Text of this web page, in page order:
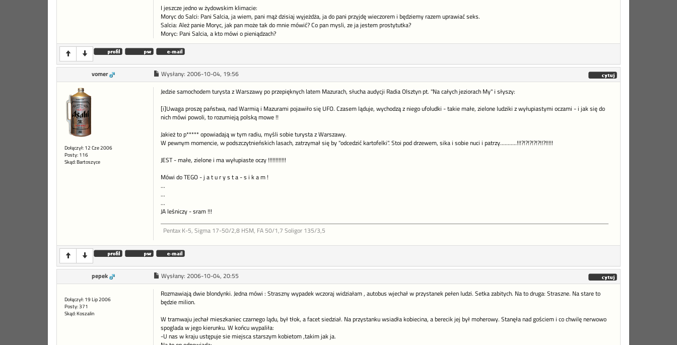
I jeszcze jedno w żydowskim klimacie:
Moryc do Salci: Pani Salcia, ja wiem, pani mąż dzisiaj wyjeżdża, ja do pani przyjdę wieczorem i będziemy razem uprawiać seks.
Salcia: Ależ panie Moryc, jak pan może tak do mnie mówić? Co pan mysli, ze ja jestem prostytutka?
Moryc: Pani Salcia, a kto mówi o pieniądzach?
vomer Wysłany: 2006-10-04, 19:56
Dołączył: 12 Cze 2006
Posty: 116
Skąd: Bartoszyce
Jedzie samochodem turysta z Warszawy po przepięknych latem Mazurach, słucha audycji Radia Olsztyn pt. "Na całych jeziorach My" i słyszy:
[i]Uwaga proszę państwa, nad Warmią i Mazurami pojawiło się UFO. Czasem ląduje, wychodzą z niego ufoludki - takie małe, zielone ludziki z wyłupiastymi oczami - i jak się do
nich mówi powoli, to rozumieją polską mowe !!
Jakież to p***** opowiadają w tym radiu, myśli sobie turysta z Warszawy.
W pewnym momencie, w podszczytnieńskich lasach, zatrzymał się by "odcedzić kartofelki". Stoi pod drzewem, sika i sobie nuci i patrzy...........!!!?!?!?!?!?!!?!!!!!
JEST - małe, zielone i ma wyłupiaste oczy !!!!!!!!!!!!
Mówi do TEGO - j a t u r y s t a - s i k a m !
...
...
...
JA leśniczy - sram !!!
Pentax K-5, Sigma 17-50/2,8 HSM, FA 50/1,7 Soligor 135/3,5
pepek Wysłany: 2006-10-04, 20:55
Dołączył: 19 Lip 2006
Posty: 371
Skąd: Koszalin
Rozmawiają dwie blondynki. Jedna mówi : Straszny wypadek wczoraj widziałam , autobus wjechał w przystanek pełen ludzi. Setka zabitych. Na to druga: Straszne. Na stare to
będzie milion.
W tramwaju jechał mieszkaniec czarnego lądu, był tłok, a facet siedział. Na przystanku wsiadła kobiecina, a berecik jej był moherowy. Stanęła nad gościem i co chwilę nerwowo
spoglada w jego kierunku. W końcu wypaliła:
-U nas w kraju ustępuje sie miejsca starszym kobietom ,takim jak ja.